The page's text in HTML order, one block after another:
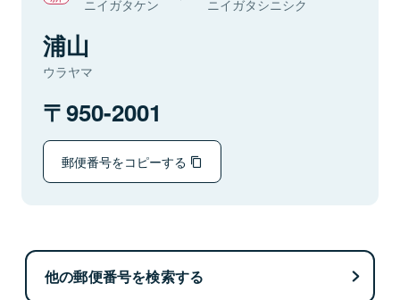
ニイガタケン ニイガタシニシク
浦山
ウラヤマ
950-2001
郵便番号をコピーする
他の郵便番号を検索する